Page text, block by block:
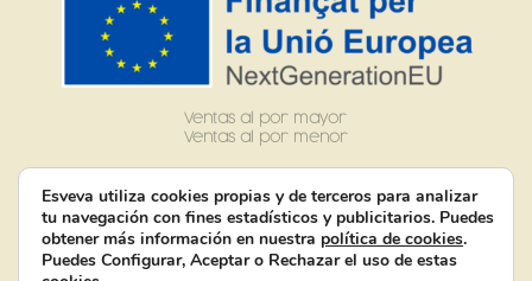
Ventas al por mayor
Ventas al por menor
Suscribirse
Esveva utiliza cookies propias y de terceros para analizar
tu navegación con fines estadísticos y publicitarios. Puedes
obtener más información en nuestra política de cookies.
Puedes Configurar, Aceptar o Rechazar el uso de estas